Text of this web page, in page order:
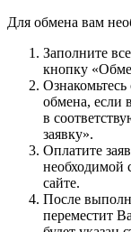
Для обмена вам
Заполните
кнопку
обмена, если
в
заявку».
Оплатите
необходимой
сайте.
После
переместит